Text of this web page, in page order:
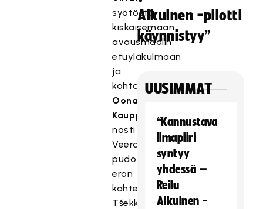
syötöstä
kiskaisemaan
avausmaalin
etuyläkulmaan
ja
kohta
Oona
Kauppi
nosti
Veeran
pudotuksesta
eron
kahteen.
Tšekki
Aikuinen -pilotti
käynnistyy”
UUSIMMAT
“Kannustava
ilmapiiri
syntyy
yhdessä –
Reilu
Aikuinen -